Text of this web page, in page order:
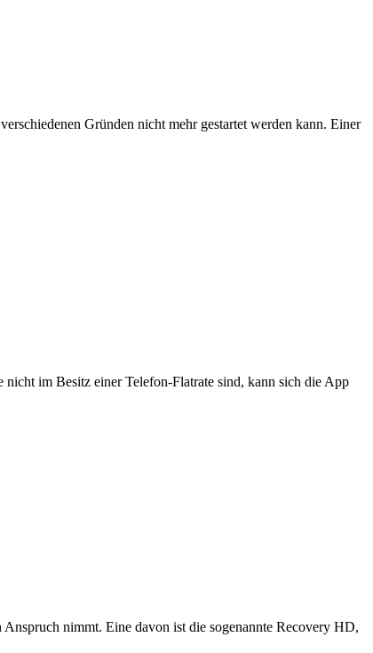
Gründen nicht mehr gestartet werden kann. Einer
im Besitz einer Telefon-Flatrate sind, kann sich die App
nimmt. Eine davon ist die sogenannte Recovery HD,